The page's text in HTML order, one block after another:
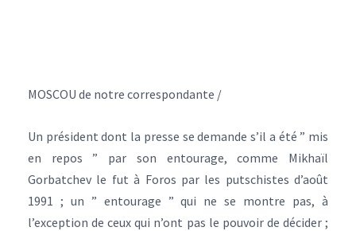
MOSCOU de notre correspondante /
Un président dont la presse se demande s’il a été ” mis
en repos ” par son entourage, comme Mikhaïl
Gorbatchev le fut à Foros par les putschistes d’août
1991 ; un ” entourage ” qui ne se montre pas, à
l’exception de ceux qui n’ont pas le pouvoir de décider ;